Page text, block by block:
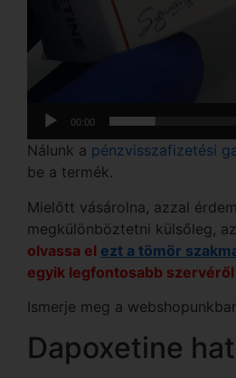
00:00
Nálunk a pénzvisszafizetési
be a termék.
Mielőtt vásárolna, azzal
megkülönböztetni külsőleg,
olvassa el ezt a tömör
egyik legfontosabb szervéről
Ismerje meg a
Dapoxetine